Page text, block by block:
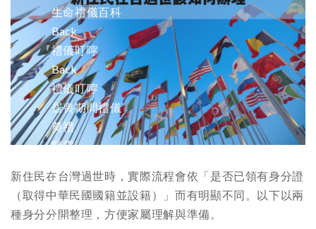
生命禮儀百科
Back
禮儀叮嚀
Back
禮儀叮嚀
居喪期間禮儀
奠禮
豎靈
Back
禮俗文化
權益資訊
新住民在台灣過世時，實際流程會依「是否已領有身分證
（取得中華民國國籍並設籍）」而有明顯不同。以下以兩
種身分分開整理，方便家屬理解與準備。